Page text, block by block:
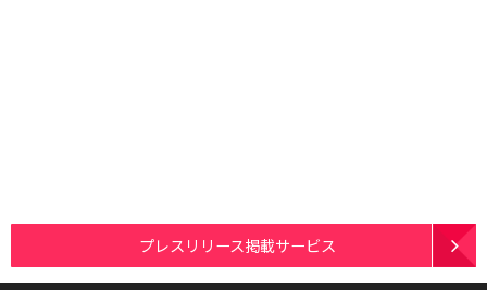
プレスリリース掲載サービス